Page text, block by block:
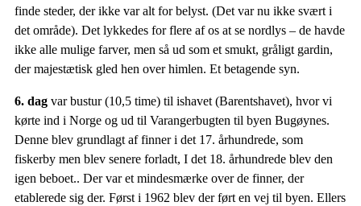
finde steder, der ikke var alt for belyst. (Det var nu ikke svært i
det område). Det lykkedes for flere af os at se nordlys – de havde
ikke alle mulige farver, men så ud som et smukt, gråligt gardin,
der majestætisk gled hen over himlen. Et betagende syn.
6. dag var bustur (10,5 time) til ishavet (Barentshavet), hvor vi
kørte ind i Norge og ud til Varangerbugten til byen Bugøynes.
Denne blev grundlagt af finner i det 17. århundrede, som
fiskerby men blev senere forladt, I det 18. århundrede blev den
igen beboet.. Der var et mindesmærke over de finner, der
etablerede sig der. Først i 1962 blev der ført en vej til byen. Ellers